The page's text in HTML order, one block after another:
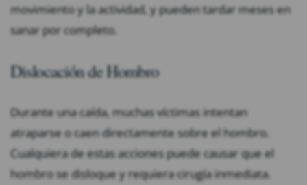
movimiento y la actividad, y pueden tardar meses en
sanar por completo.
Dislocación de Hombro
Durante una caída, muchas víctimas intentan
atraparse o caen directamente sobre el hombro.
Cualquiera de estas acciones puede causar que el
hombro se disloque y requiera cirugía inmediata.